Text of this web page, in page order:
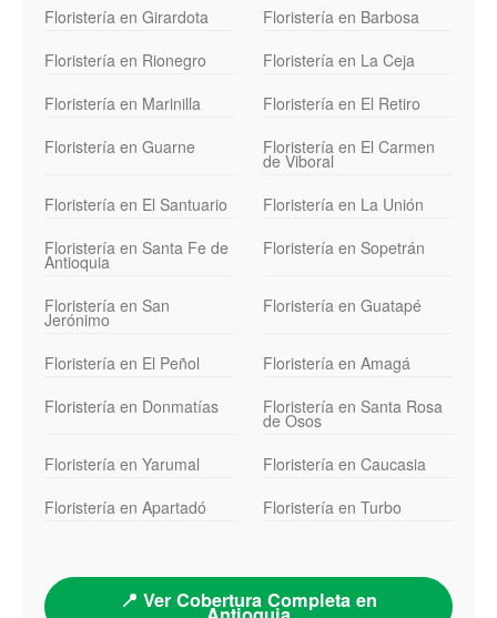
Floristería en Girardota
Floristería en Barbosa
Floristería en Rionegro
Floristería en La Ceja
Floristería en Marinilla
Floristería en El Retiro
Floristería en Guarne
Floristería en El Carmen
de Viboral
Floristería en El Santuario
Floristería en La Unión
Floristería en Santa Fe de
Antioquia
Floristería en Sopetrán
Floristería en San
Jerónimo
Floristería en Guatapé
Floristería en El Peñol
Floristería en Amagá
Floristería en Donmatías
Floristería en Santa Rosa
de Osos
Floristería en Yarumal
Floristería en Caucasia
Floristería en Apartadó
Floristería en Turbo
📍 Ver Cobertura Completa en